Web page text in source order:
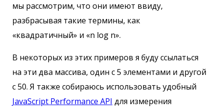
мы рассмотрим, что они имеют ввиду,
разбрасывая такие термины, как
«квадратичный» и «n log n».
В некоторых из этих примеров я буду ссылаться
на эти два массива, один с 5 элементами и другой
с 50. Я также собираюсь использовать удобный
JavaScript Performance API для измерения